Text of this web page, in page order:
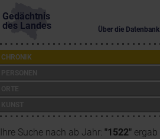
Gedächtnis
des Landes
Über die Datenbank
CHRONIK
Ihre Suche nach ab Jahr: "1522" ergab